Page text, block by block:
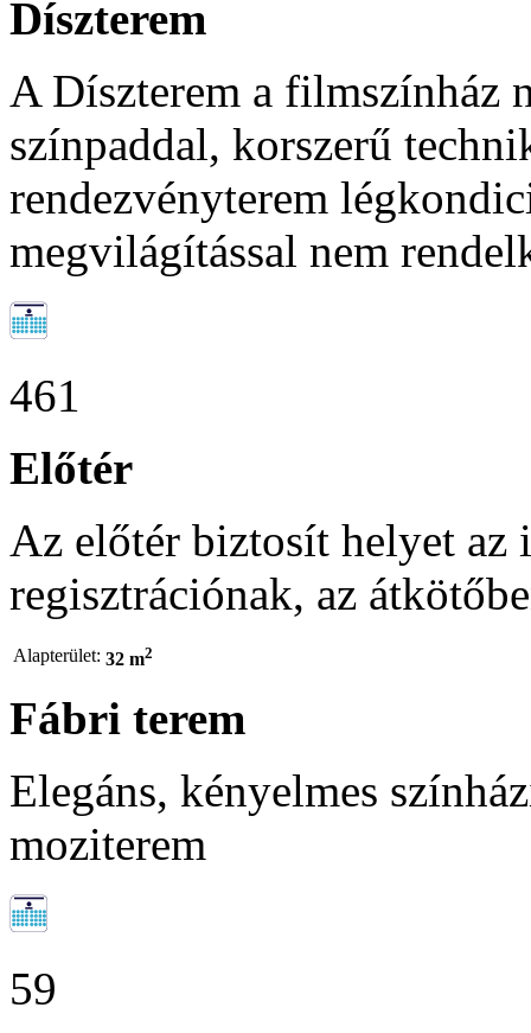
Díszterem
A Díszterem a filmszínház
színpaddal, korszerű
rendezvényterem
megvilágítással nem
461
Előtér
Az előtér biztosít helyet
regisztrációnak, az
Alapterület: 32 m2
Fábri terem
Elegáns, kényelmes
moziterem
59